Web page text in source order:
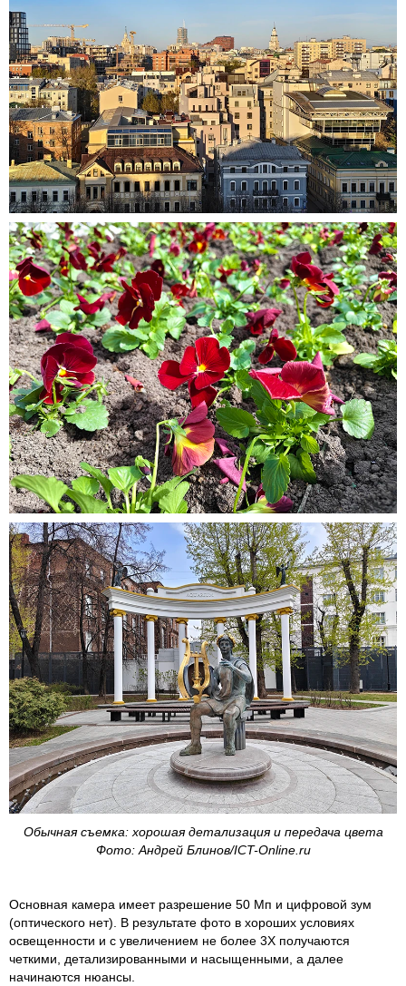
Обычная съемка: хорошая детализация и передача цвета
Фото: Андрей Блинов/ICT-Online.ru
Основная камера имеет разрешение 50 Мп и цифровой зум
(оптического нет). В результате фото в хороших условиях
освещенности и с увеличением не более 3X получаются
четкими, детализированными и насыщенными, а далее
начинаются нюансы.